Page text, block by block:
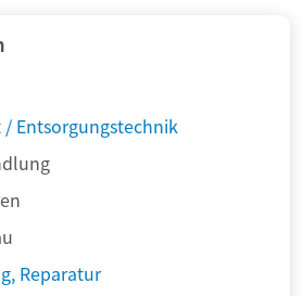
Entsorgungstechnik
Reparatur